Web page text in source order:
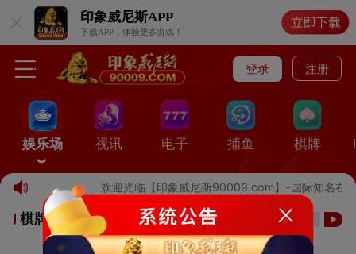
印象威尼斯APP
下载APP，体验更多游戏！
登录 注册
娱乐场 视讯 电子 捕鱼 棋牌
欢迎光临【印象威尼斯90009.com】-国际知名在
棋牌游戏